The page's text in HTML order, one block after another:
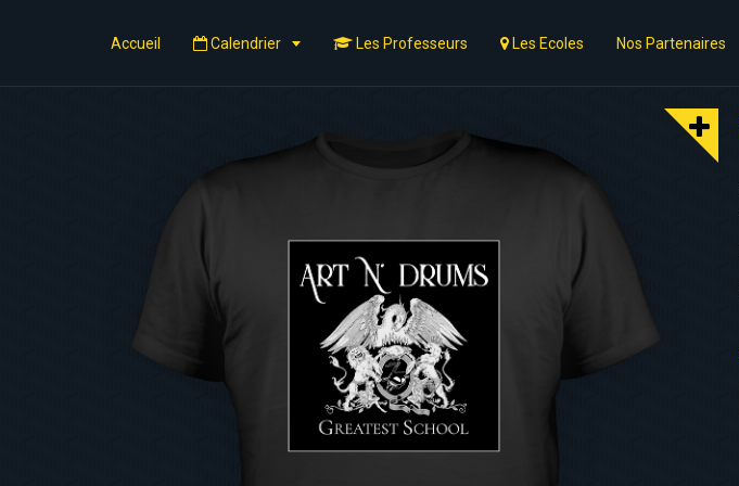
Accueil Calendrier Les Professeurs Les Ecoles Nos Partenaires